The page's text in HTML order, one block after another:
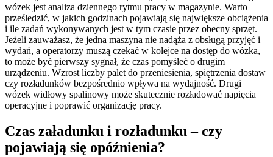
wózek jest analiza dziennego rytmu pracy w magazynie. Warto
prześledzić, w jakich godzinach pojawiają się największe obciążenia
i ile zadań wykonywanych jest w tym czasie przez obecny sprzęt.
Jeżeli zauważasz, że jedna maszyna nie nadąża z obsługą przyjęć i
wydań, a operatorzy muszą czekać w kolejce na dostęp do wózka,
to może być pierwszy sygnał, że czas pomyśleć o drugim
urządzeniu. Wzrost liczby palet do przeniesienia, spiętrzenia dostaw
czy rozładunków bezpośrednio wpływa na wydajność. Drugi
wózek widłowy spalinowy może skutecznie rozładować napięcia
operacyjne i poprawić organizację pracy.
Czas załadunku i rozładunku – czy
pojawiają się opóźnienia?